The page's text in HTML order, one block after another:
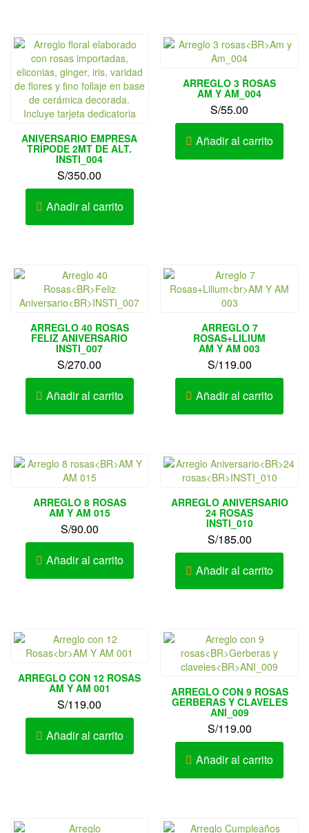
ANIVERSARIO EMPRESA
TRÍPODE 2MT DE ALT.
INSTI_004
S/350.00
Añadir al carrito
ARREGLO 3 ROSAS
AM Y AM_004
S/55.00
Añadir al carrito
ARREGLO 40 ROSAS
FELIZ ANIVERSARIO
INSTI_007
S/270.00
Añadir al carrito
ARREGLO 7
ROSAS+LILIUM
AM Y AM 003
S/119.00
Añadir al carrito
ARREGLO 8 ROSAS
AM Y AM 015
S/90.00
Añadir al carrito
ARREGLO ANIVERSARIO
24 ROSAS
INSTI_010
S/185.00
Añadir al carrito
ARREGLO CON 12 ROSAS
AM Y AM 001
S/119.00
Añadir al carrito
ARREGLO CON 9 ROSAS
GERBERAS Y CLAVELES
ANI_009
S/119.00
Añadir al carrito